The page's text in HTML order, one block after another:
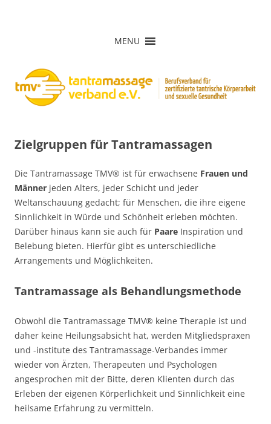
MENU
Zielgruppen für Tantramassagen
Die Tantramassage TMV® ist für erwachsene Frauen und
Männer jeden Alters, jeder Schicht und jeder
Weltanschauung gedacht; für Menschen, die ihre eigene
Sinnlichkeit in Würde und Schönheit erleben möchten.
Darüber hinaus kann sie auch für Paare Inspiration und
Belebung bieten. Hierfür gibt es unterschiedliche
Arrangements und Möglichkeiten.
Tantramassage als Behandlungsmethode
Obwohl die Tantramassage TMV® keine Therapie ist und
daher keine Heilungsabsicht hat, werden Mitgliedspraxen
und -institute des Tantramassage-Verbandes immer
wieder von Ärzten, Therapeuten und Psychologen
angesprochen mit der Bitte, deren Klienten durch das
Erleben der eigenen Körperlichkeit und Sinnlichkeit eine
heilsame Erfahrung zu vermitteln.